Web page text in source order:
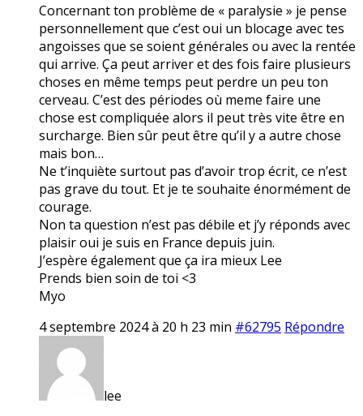
Concernant ton problème de « paralysie » je pense
personnellement que c’est oui un blocage avec tes
angoisses que se soient générales ou avec la rentée
qui arrive. Ça peut arriver et des fois faire plusieurs
choses en même temps peut perdre un peu ton
cerveau. C’est des périodes où meme faire une
chose est compliquée alors il peut très vite être en
surcharge. Bien sûr peut être qu’il y a autre chose
mais bon…
Ne t’inquiète surtout pas d’avoir trop écrit, ce n’est
pas grave du tout. Et je te souhaite énormément de
courage.
Non ta question n’est pas débile et j’y réponds avec
plaisir oui je suis en France depuis juin.
J’espère également que ça ira mieux Lee
Prends bien soin de toi <3
Myo
4 septembre 2024 à 20 h 23 min #62795 Répondre
lee